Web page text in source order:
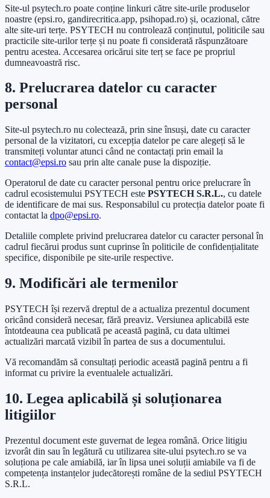
Site-ul psytech.ro poate conține linkuri către site-urile produselor
noastre (epsi.ro, gandirecritica.app, psihopad.ro) și, ocazional, către
alte site-uri terțe. PSYTECH nu controlează conținutul, politicile sau
practicile site-urilor terțe și nu poate fi considerată răspunzătoare
pentru acestea. Accesarea oricărui site terț se face pe propriul
dumneavoastră risc.
8. Prelucrarea datelor cu caracter
personal
Site-ul psytech.ro nu colectează, prin sine însuși, date cu caracter
personal de la vizitatori, cu excepția datelor pe care alegeți să le
transmiteți voluntar atunci când ne contactați prin email la
contact@epsi.ro sau prin alte canale puse la dispoziție.
Operatorul de date cu caracter personal pentru orice prelucrare în
cadrul ecosistemului PSYTECH este PSYTECH S.R.L., cu datele
de identificare de mai sus. Responsabilul cu protecția datelor poate fi
contactat la dpo@epsi.ro.
Detaliile complete privind prelucrarea datelor cu caracter personal în
cadrul fiecărui produs sunt cuprinse în politicile de confidențialitate
specifice, disponibile pe site-urile respective.
9. Modificări ale termenilor
PSYTECH își rezervă dreptul de a actualiza prezentul document
oricând consideră necesar, fără preaviz. Versiunea aplicabilă este
întotdeauna cea publicată pe această pagină, cu data ultimei
actualizări marcată vizibil în partea de sus a documentului.
Vă recomandăm să consultați periodic această pagină pentru a fi
informat cu privire la eventualele actualizări.
10. Legea aplicabilă și soluționarea
litigiilor
Prezentul document este guvernat de legea română. Orice litigiu
izvorât din sau în legătură cu utilizarea site-ului psytech.ro se va
soluționa pe cale amiabilă, iar în lipsa unei soluții amiabile va fi de
competența instanțelor judecătorești române de la sediul PSYTECH
S.R.L.